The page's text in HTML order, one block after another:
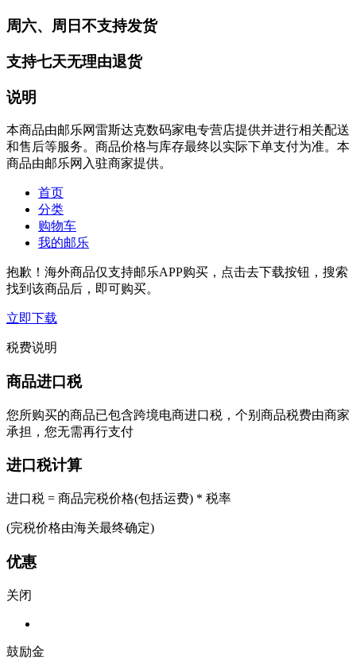
周六、周日不支持发货
支持七天无理由退货
说明
本商品由邮乐网雷斯达克数码家电专营店提供并进行相关配送
和售后等服务。商品价格与库存最终以实际下单支付为准。本
商品由邮乐网入驻商家提供。
首页
分类
购物车
我的邮乐
抱歉！海外商品仅支持邮乐APP购买，点击去下载按钮，搜索
找到该商品后，即可购买。
立即下载
税费说明
商品进口税
您所购买的商品已包含跨境电商进口税，个别商品税费由商家
承担，您无需再行支付
进口税计算
进口税 = 商品完税价格(包括运费) * 税率
(完税价格由海关最终确定)
优惠
关闭
鼓励金